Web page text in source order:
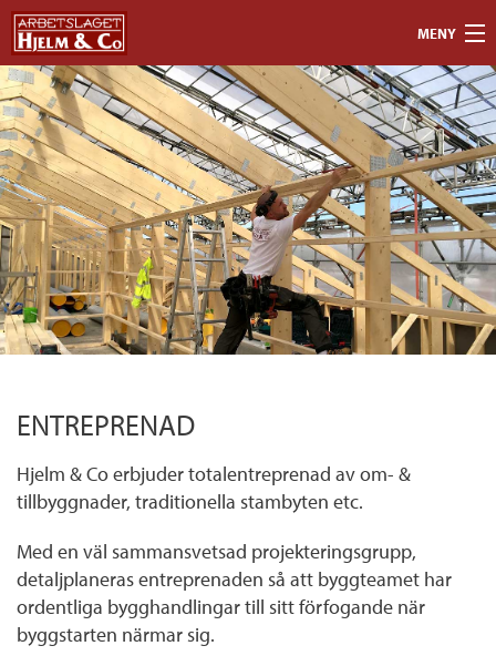
Hoppa till huvudinnehåll
MENY
ENTREPRENAD
SERVICE
OM OSS
REFERENSER
KONTAKT
ENTREPRENAD
Hjelm & Co erbjuder totalentreprenad av om- &
tillbyggnader, traditionella stambyten etc.
Med en väl sammansvetsad projekteringsgrupp,
detaljplaneras entreprenaden så att byggteamet har
ordentliga bygghandlingar till sitt förfogande när
byggstarten närmar sig.